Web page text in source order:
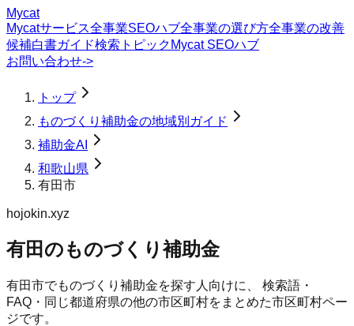
Mycat
Mycatサービス全事業SEOハブ全事業の選び方全事業の改善
候補白書ガイド検索トピック Mycat SEOハブ
お問い合わせ->
トップ
ものづくり補助金の地域別ガイド
補助金AI
和歌山県
有田市
hojokin.xyz
有田のものづくり補助金
有田市でものづくり補助金を探す人向けに、 検索語・
FAQ・同じ都道府県の他の市区町村をまとめた市区町村ペー
ジです。